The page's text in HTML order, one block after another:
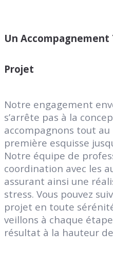
Un
Projet
Notre engagement
s’arrête pas à la
accompagnons tout
première esquisse
Notre équipe de
coordination avec les
assurant ainsi une
stress. Vous pouvez
projet en toute
veillons à chaque
résultat à la hauteur